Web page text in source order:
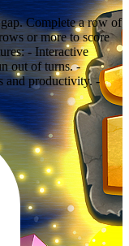
Complete a row of
or more to score
- Interactive
out of turns. -
and productivity. -